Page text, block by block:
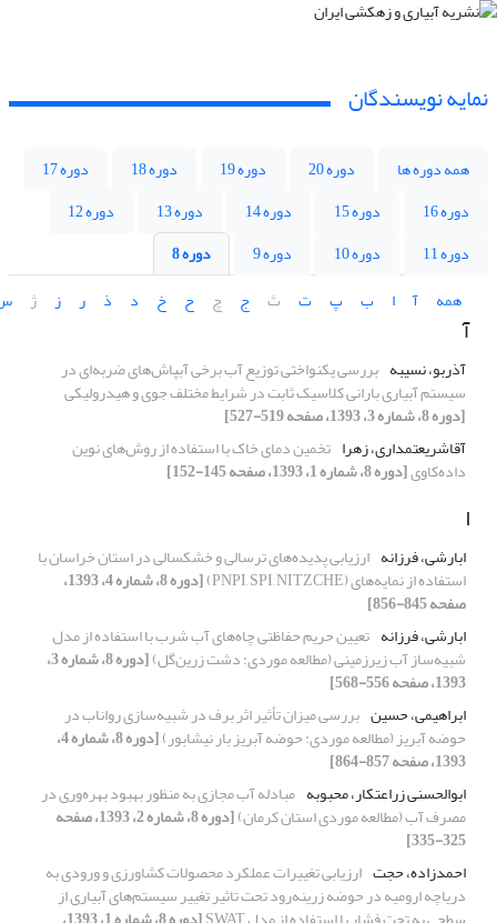
نمایه نویسندگان
همه دوره ها دوره 20 دوره 19 دوره 18
دوره 17
دوره 16
دوره 15 دوره 14 دوره 13
دوره 12
دوره 11
دوره 10 دوره 9
دوره 8
همه
آ ا ب پ ت ث ج چ ح خ د ذ ر ز ژ
آ
آذربو، نسیبه بررسی یکنواختی توزیع آب برخی آبپاش‌های ضربه‌ای در
سیستم آبیاری بارانی کلاسیک ثابت در شرایط‌ مختلف جوی و هیدرولیکی
[دوره 8، شماره 3، 1393، صفحه 519-527]
آقاشریعتمداری، زهرا تخمین دمای خاک با استفاده از روش‌های نوین
داده‌کاوی[دوره 8، شماره 1، 1393، صفحه 145-152]
ا
ابارشی، فرزانه ارزیابی پدیده‌های ترسالی و خشکسالی در استان خراسان با
استفاده از نمایه‌های (PNPI, SPI, NITZCHE) [دوره 8، شماره 4، 1393،
صفحه 845-856]
ابارشی، فرزانه تعیین حریم حفاظتی چاه‌های آب شرب با استفاده از مدل
شبیه‌ساز آب زیرزمینی (مطالعه موردی: دشت زرین‌گل) [دوره 8، شماره 3،
1393، صفحه 556-568]
ابراهیمی، حسین بررسی میزان تأثیر اثر برف در شبیه‌سازی رواناب در
حوضه‌ آبریز (مطالعه موردی: حوضه آبریز بار نیشابور) [دوره 8، شماره 4،
1393، صفحه 857-864]
ابوالحسنی زراعتکار، محبوبه مبادله آب مجازی به منظور بهبود بهره‌وری در
مصرف آب (مطالعه موردی استان کرمان) [دوره 8، شماره 2، 1393، صفحه
325-335]
احمدزاده، حجت ارزیابی تغییرات عملکرد محصولات کشاورزی و ورودی به
دریاچه ارومیه در حوضه زرینه‌رود تحت تاثیر تغییر سیستم‌های آبیاری از